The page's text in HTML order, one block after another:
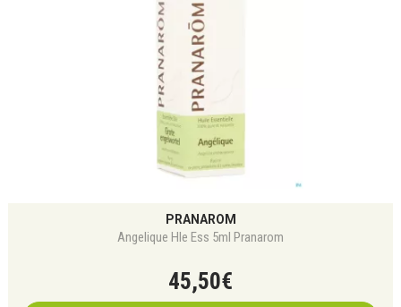
PRANAROM
Angelique Hle Ess 5ml Pranarom
45,50€